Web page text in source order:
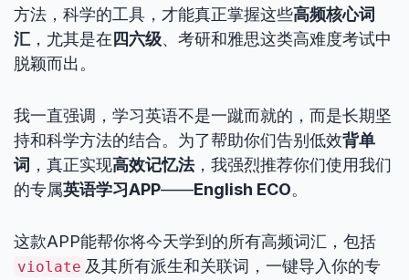
方法，科学的工具，才能真正掌握这些高频核心词
汇 ，尤其是在 四六级、考研和雅思这类高难度考试中
脱颖而出。
我一直强调，学习英语不是一蹴而就的，而是长期坚
持和科学方法的结合。为了帮助你们告别低效背单
词 ，真正实现高效记忆法，我强烈推荐你们使用我们
的专属英语学习APP——English ECO。
这款APP能帮你将今天学到的所有高频词汇，包括
violate 及其所有派生和关联词，一键导入你的专